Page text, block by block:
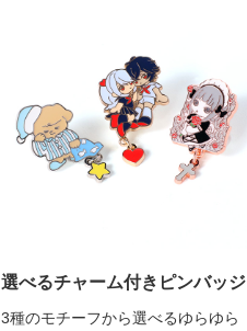
選べるチャーム付きピンバッジ
3種のモチーフから選べるゆらゆら